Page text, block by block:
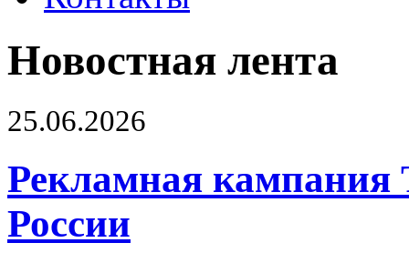
Новостная лента
25.06.2026
Рекламная кампания
России